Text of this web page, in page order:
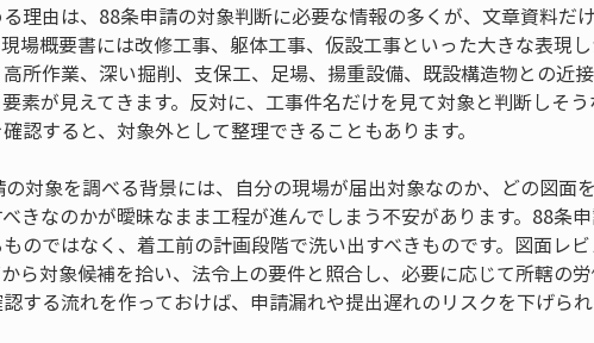
理由は、88条申請の対象判断に必要な情報の多くが、文章資料だ
場概要書には改修工事、躯体工事、仮設工事といった大きな表現
所作業、深い掘削、支保工、足場、揚重設備、既設構造物との近
素が見えてきます。反対に、工事件名だけを見て対象と判断しそ
認すると、対象外として整理できることもあります。
対象を調べる背景には、自分の現場が届出対象なのか、どの図面
きなのかが曖昧なまま工程が進んでしまう不安があります。88条
のではなく、着工前の計画段階で洗い出すべきものです。図面レ
ら対象候補を拾い、法令上の要件と照合し、必要に応じて所轄の
する流れを作っておけば、申請漏れや提出遅れのリスクを下げられ